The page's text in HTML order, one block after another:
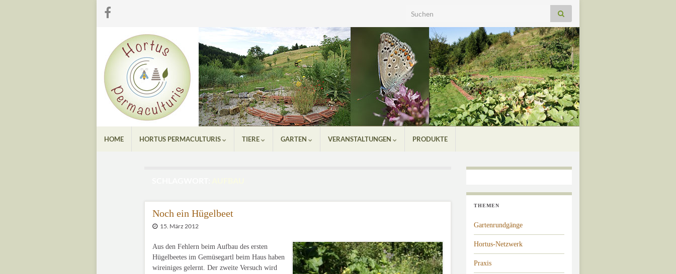
Search for:
HOME HORTUS PERMACULTURIS TIERE GARTEN VERANSTALTUNGEN PRODUKTE
Noch ein Hügelbeet
15. März 2012
Aus den Fehlern beim Aufbau des ersten
Hügelbeetes im Gemüsegartl beim Haus haben
wireiniges gelernt. Der zweite Versuch wird
THEMEN
Gartenrundgänge
Hortus-Netzwerk
Praxis